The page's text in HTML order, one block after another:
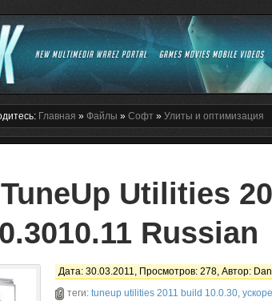
Главная » Файлы » Софт» Улиты и оптимизация
Utilities
Russian
Дата: 30.03.2011, Просмотров: 278, Автор:
теги: tuneup utilities 2011 build 10.0.30,